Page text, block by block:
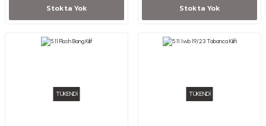
Stokta Yok Stokta Yok
TÜKENDİ TÜKENDİ